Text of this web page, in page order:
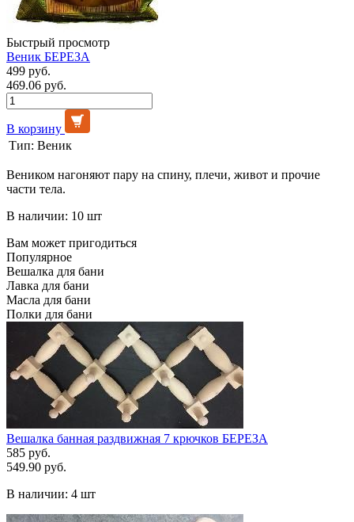
Быстрый просмотр
Веник БЕРЕЗА
499 руб.
469.06 руб.
В корзину
Тип: Веник
Веником нагоняют пару на спину, плечи, живот и прочие
части тела.
В наличии: 10 шт
Вам может пригодиться
Популярное
Вешалка для бани
Лавка для бани
Масла для бани
Полки для бани
Вешалка банная раздвижная 7 крючков БЕРЕЗА
585 руб.
549.90 руб.
В наличии: 4 шт